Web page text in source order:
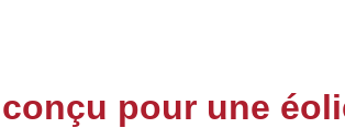
pour une